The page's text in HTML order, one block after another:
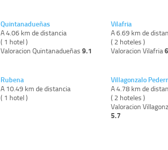
Quintanadueñas
A 4.06 km de distancia
( 1 hotel )
Valoracion Quintanadueñas 9.1
Rubena
A 10.49 km de distancia
( 1 hotel )
Vilafria
A 6.69 km de
( 2 hoteles )
Valoracion Vilafria
Villagonzalo
A 4.78 km de
( 2 hoteles )
Valoracion
5.7